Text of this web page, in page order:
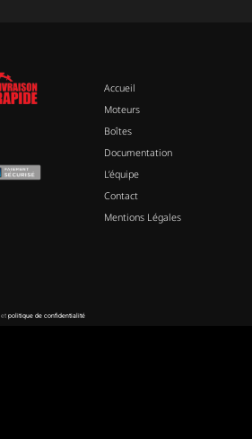
Accueil
Moteurs
Boîtes
Documentation
L’équipe
Contact
Mentions Légales
et politique de confidentialité